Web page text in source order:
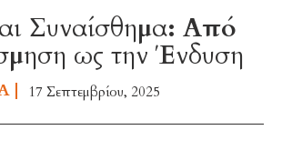
Συναίσθημα: Από
ως την Ένδυση
17 Σεπτεμβρίου, 2025